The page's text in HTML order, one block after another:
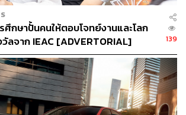
เป็นแรงบันดาลใจให้คุณได้มองเห็นความ
ะมองเห็นความสวยงามของชีวิตไม่ว่าคุณ
ก็ตาม
ศึกษาปั้นคนให้ตอบโจทย์งานและโลก
ลจาก IEAC [ADVERTORIAL]
139